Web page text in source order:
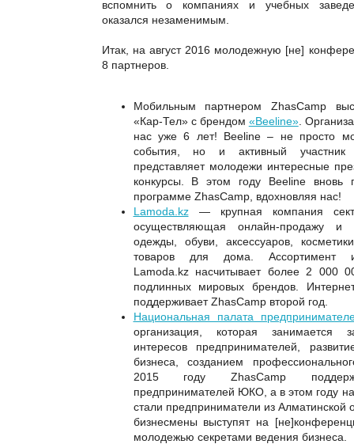
вспомнить о компаниях и учебных
оказался незаменимым.
Итак, на август 2016 молодежную [не]
8 партнеров.
Мобильным партнером ZhasCamp
«Кар-Тел» с брендом «Beeline».
нас уже 6 лет! Beeline – не просто
события, но и активный участник
представляет молодежи интересные
конкурсы. В этом году Beeline вновь
программе ZhasCamp, вдохновляя нас!
Lamoda.kz— крупная компания
осуществляющая онлайн-продажу и
одежды, обуви, аксессуаров,
товаров для дома. Ассортимент
Lamoda.kz насчитывает более 2 000
подлинных мировых брендов.
поддерживаетZhasCamp второй год.
Национальная палата
организация, которая
интересов предпринимателей,
бизнеса, созданием
2015 годуZhasCamp
предпринимателей ЮКО, а в этом году
стали предприниматели из Алматинской
бизнесмены выступят на
молодежью секретами ведения бизнеса.